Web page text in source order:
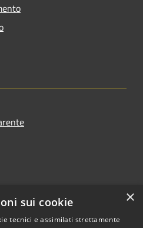
×
sui cookie
tecnici e assimilati strettamente